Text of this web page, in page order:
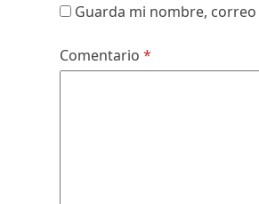
Guarda mi nombre,
Comentario*